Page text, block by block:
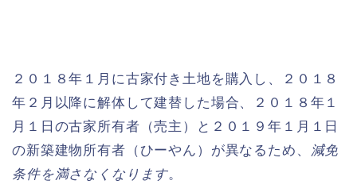
２０１８年１月に古家付き土地を購入し、２０１８
年２月以降に解体して建替した場合、２０１８年１
月１日の古家所有者（売主）と２０１９年１月１日
の新築建物所有者（ひーやん）が異なるため、 減免
条件を満さなくなります。